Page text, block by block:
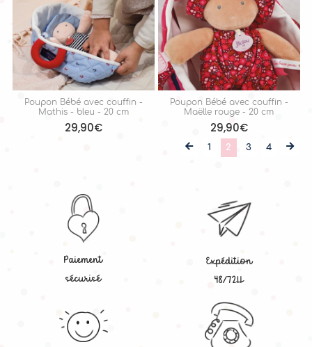
Poupon Bébé avec couffin -
Mathis - bleu - 20 cm
29,90€
Poupon Bébé avec couffin -
Maëlle rouge - 20 cm
29,90€
1 2 3 4
Paiement
sécurisé
Expédition
48/72H